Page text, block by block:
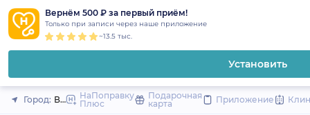
Вернём 500 ₽ за первый приём!
Только при записи через наше приложение
~13.5 тыс.
Установить
Закрыть
Город: ВоронежНаПоправку
Плюс
Подарочная
карта
Приложение